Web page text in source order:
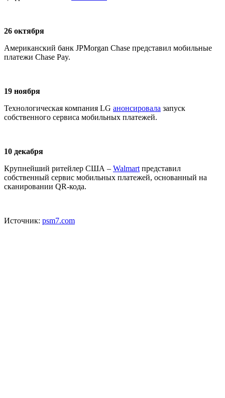
26 октября
Американский банк JPMorgan Chase представил мобильные
платежи Chase Pay.
19 ноября
Технологическая компания LG анонсировала запуск
собственного сервиса мобильных платежей.
10 декабря
Крупнейший ритейлер США – Walmart представил
собственный сервис мобильных платежей, основанный на
сканировании QR-кода.
Источник: psm7.com